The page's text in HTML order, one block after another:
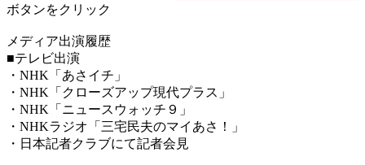
ボタンをクリック
メディア出演履歴
■テレビ出演
・NHK「あさイチ」
・NHK「クローズアップ現代プラス」
・NHK「ニュースウォッチ９」
・NHKラジオ「三宅民夫のマイあさ！」
・日本記者クラブにて記者会見